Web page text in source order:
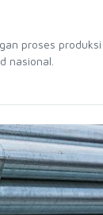
proses
nasional.